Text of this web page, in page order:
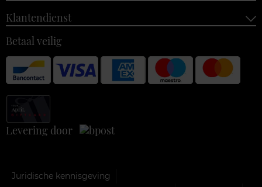
Klantendienst
Betaal veilig
Levering door
Juridische kennisgeving